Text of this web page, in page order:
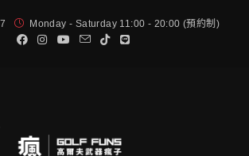
Monday - Saturday 11:00 - 20:00 (預約制)